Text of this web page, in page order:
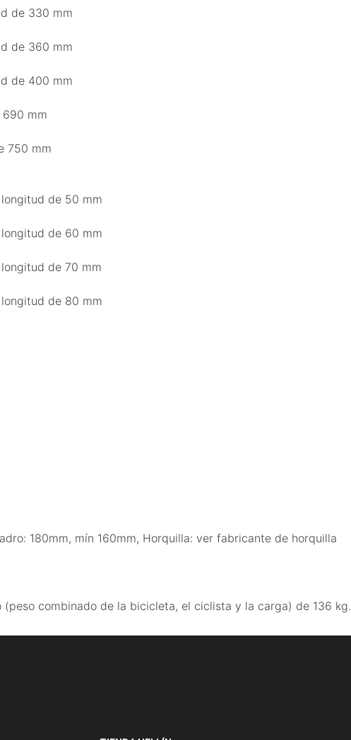
de 330 mm
de 360 mm
de 400 mm
690 mm
750 mm
de 50 mm
de 60 mm
de 70 mm
de 80 mm
180mm, mín 160mm, Horquilla: ver fabricante de horquilla
combinado de la bicicleta, el ciclista y la carga) de 136 kg.